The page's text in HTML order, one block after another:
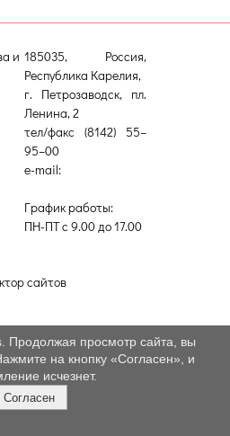
и 185035, Россия,
Республика Карелия,
г. Петрозаводск, пл.
Ленина, 2
тел/факс (8142) 55–
95–00
e-mail:
График работы:
ПН-ПТ с 9.00 до 17.00
сайтов
Продолжая просмотр сайта, вы
на кнопку «Согласен», и
исчезнет.
Согласен